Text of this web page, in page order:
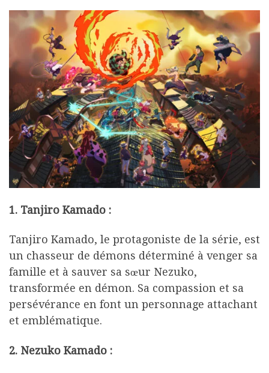
1. Tanjiro Kamado :
Tanjiro Kamado, le protagoniste de la série, est
un chasseur de démons déterminé à venger sa
famille et à sauver sa sœur Nezuko,
transformée en démon. Sa compassion et sa
persévérance en font un personnage attachant
et emblématique.
2. Nezuko Kamado :